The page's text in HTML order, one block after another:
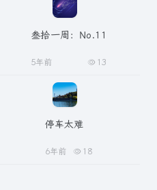
叁拾一周：No.11
5年前 13
停车太难
6年前 18